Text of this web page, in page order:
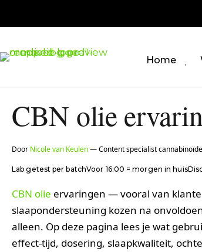
Home
CBN olie
Door Nicole van Keulen— Content specialist
Lab getest per batchVoor 16:00 = morgen in huis
CBN olie ervaringen — vooral van
slaapondersteuning kozen na
alleen. Op deze pagina lees je wat
effect-tijd, dosering, slaapkwaliteit,